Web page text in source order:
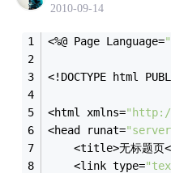
2010-09-14
<%@ Page Language=
<!DOCTYPE html
<html xmlns="http://
<head runat=
<title>无标题页
    <link type=